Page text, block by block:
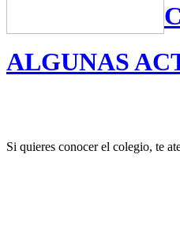
ALGUNAS
Si quieres conocer el colegio, te